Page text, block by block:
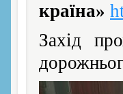
країна»
Захід